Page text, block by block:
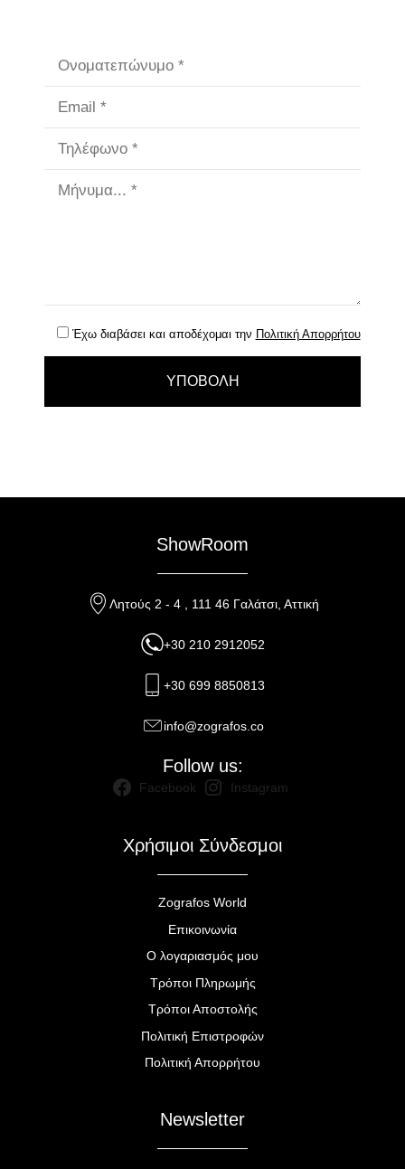
Έχω διαβάσει και αποδέχομαι την Πολιτική Απορρήτου
ShowRoom
Λητούς 2 - 4 , 111 46 Γαλάτσι, Αττική
+30 210 2912052
+30 699 8850813
info@zografos.co
Follow us:
Facebook Instagram
Χρήσιμοι Σύνδεσμοι
Zografos World
Επικοινωνία
Ο λογαριασμός μου
Τρόποι Πληρωμής
Τρόποι Αποστολής
Πολιτική Επιστροφών
Πολιτική Απορρήτου
Newsletter